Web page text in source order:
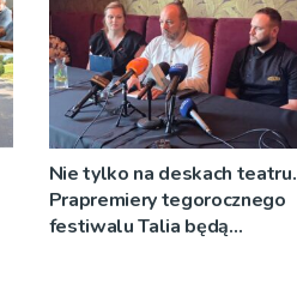
Nie tylko na deskach teatru.
Prapremiery tegorocznego
festiwalu Talia będą